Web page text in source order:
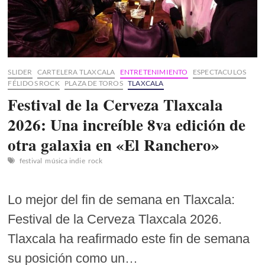
Xicohténcatl
SLIDER CARTELERA TLAXCALA ENTRETENIMIENTO
ESPECTACULOS
FÉLIDOS ROCK
PLAZA DE TOROS TLAXCALA
Festival de la Cerveza Tlaxcala
2026: Una increíble 8va edición de
otra galaxia en «El Ranchero»
festival música indie rock
Lo mejor del fin de semana en Tlaxcala:
Festival de la Cerveza Tlaxcala 2026.
Tlaxcala ha reafirmado este fin de semana
su posición como un…